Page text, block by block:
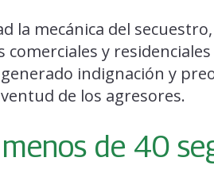
la mecánica del
y
indignación y
de los agresores.
de 40